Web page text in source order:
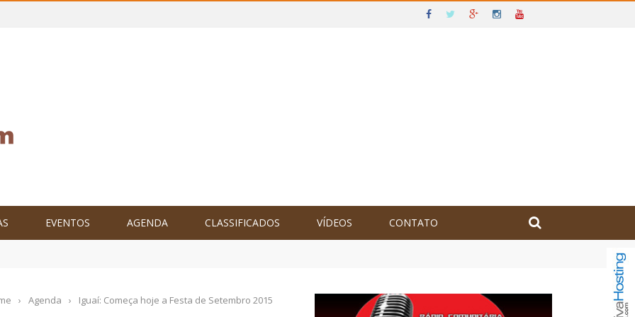
EVENTOS AGENDA CLASSIFICADOS VÍDEOS CONTATO
o Brasil no XXIV Parlamento Internacional de Escritores, na Colômbia
› Agenda › Iguaí: Começa hoje a Festa de Setembro 2015